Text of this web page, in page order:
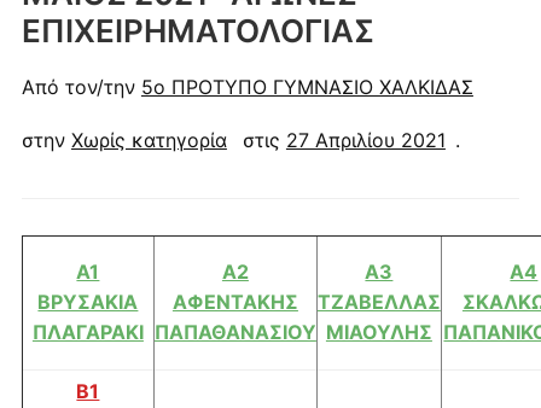
ΕΠΙΧΕΙΡΗΜΑΤΟΛΟΓΙΑΣ
Από τον/την 5ο ΠΡΟΤΥΠΟ ΓΥΜΝΑΣΙΟ ΧΑΛΚΙΔΑΣ
στην Χωρίς κατηγορία στις 27 Απριλίου 2021 .
Α1
ΒΡΥΣΑΚΙΑ
ΠΛΑΓΑΡΑΚΙ
Α2
ΑΦΕΝΤΑΚΗΣ
ΠΑΠΑΘΑΝΑΣΙΟΥ
Α3
ΤΖΑΒΕΛΛΑΣ
ΜΙΑΟΥΛΗΣ
Α4
Β1